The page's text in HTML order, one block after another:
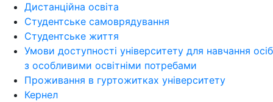
Дистанційна освіта
Студентське самоврядування
Студентське життя
Умови доступності університету для навчання осіб
з особливими освітніми потребами
Проживання в гуртожитках університету
Кернел